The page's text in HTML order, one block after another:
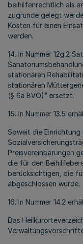
beihilfenrechtlich als
zugrunde gelegt
Kosten für einen
werden.
14. In Nummer 12g.2
stationären
stationären
(§ 6a BVO)“ ersetzt.
15. In Nummer 13.5
Soweit die Einrichtung
Preisvereinbarungen
die für den
berücksichtigen, die
abgeschlossen wurde.
16. In Nummer 14.2
Das